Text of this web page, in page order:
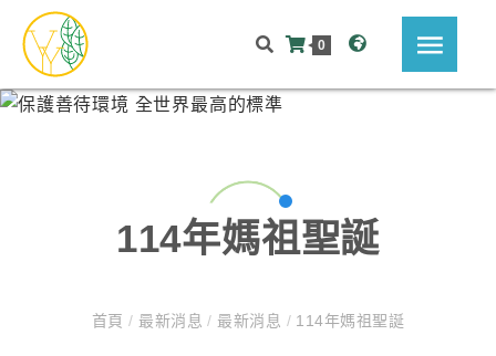
0
114年媽祖聖誕
首頁/ 最新消息/ 最新消息 / 114年媽祖聖誕